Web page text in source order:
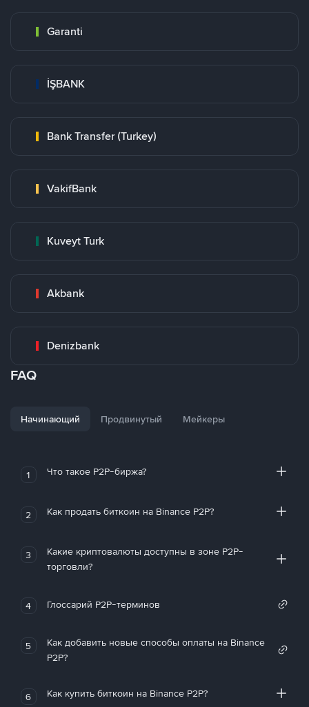
Garanti
İŞBANK
Bank Transfer (Turkey)
VakifBank
Kuveyt Turk
Akbank
Denizbank
FAQ
Начинающий Продвинутый Мейкеры
1 Что такое P2P-биржа?
2 Как продать биткоин на Binance P2P?
3
Какие криптовалюты доступны в зоне P2P-
торговли?
4 Глоссарий P2P-терминов
5
Как добавить новые способы оплаты на Binance
P2P?
6 Как купить биткоин на Binance P2P?